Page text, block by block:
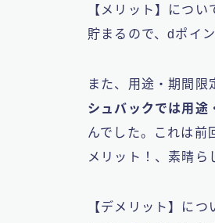
【メリット】につ
貯まるので、dポイ
また、用途・期間限
シュバックでは用途
んでした。これは前
メリット！、素晴ら
【デメリット】に